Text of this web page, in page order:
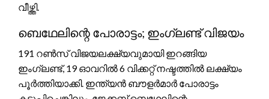
വീഴ്ത്തി.
ബെഥേലിന്റെ പോരാട്ടം; ഇംഗ്ലണ്ട് വിജയം
191 റൺസ് വിജയലക്ഷ്യവുമായി ഇറങ്ങിയ
ഇംഗ്ലണ്ട്, 19 ഓവറിൽ 6 വിക്കറ്റ് നഷ്ടത്തിൽ ലക്ഷ്യം
പൂർത്തിയാക്കി. ഇന്ത്യൻ ബൗളർമാർ പോരാട്ടം